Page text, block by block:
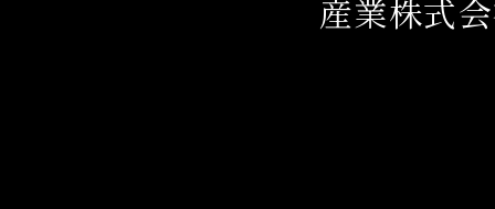
産業株式